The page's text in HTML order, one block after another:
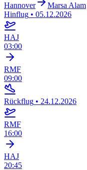
Hannover
Marsa Alam
Hinflug • 05.12.2026
HAJ
03:00
RMF
09:00
Rückflug • 24.12.2026
RMF
16:00
HAJ
20:45